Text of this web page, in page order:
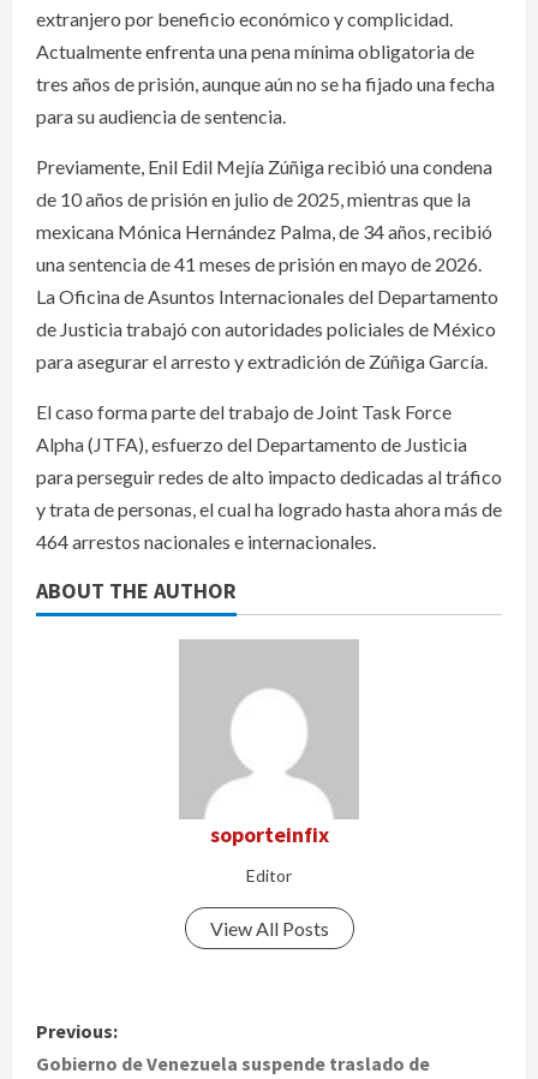
extranjero por beneficio económico y complicidad.
Actualmente enfrenta una pena mínima obligatoria de
tres años de prisión, aunque aún no se ha fijado una fecha
para su audiencia de sentencia.
Previamente, Enil Edil Mejía Zúñiga recibió una condena
de 10 años de prisión en julio de 2025, mientras que la
mexicana Mónica Hernández Palma, de 34 años, recibió
una sentencia de 41 meses de prisión en mayo de 2026.
La Oficina de Asuntos Internacionales del Departamento
de Justicia trabajó con autoridades policiales de México
para asegurar el arresto y extradición de Zúñiga García.
El caso forma parte del trabajo de Joint Task Force
Alpha (JTFA), esfuerzo del Departamento de Justicia
para perseguir redes de alto impacto dedicadas al tráfico
y trata de personas, el cual ha logrado hasta ahora más de
464 arrestos nacionales e internacionales.
ABOUT THE AUTHOR
soporteinfix
Editor
View All Posts
P
Previous:
Gobierno de Venezuela suspende traslado de